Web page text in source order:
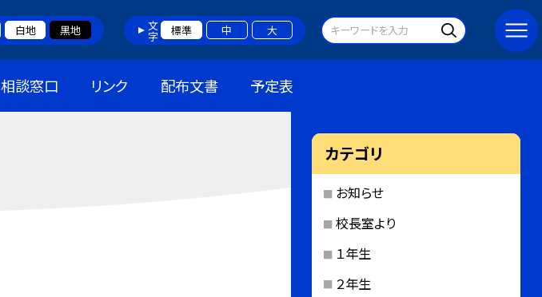
白地 黒地 文字 標準 中 大
相談窓口 リンク 配布文書 予定表
カテゴリ
お知らせ
校長室より
１年生
２年生